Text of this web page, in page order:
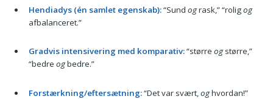
Hendiadys (én samlet egenskab):“Sund ogrask,” “roligog
afbalanceret.”
Gradvis intensivering med komparativ:“større ogstørre,”
“bedre ogbedre.”
Forstærkning/eftersætning:“Det var svært,oghvordan!”